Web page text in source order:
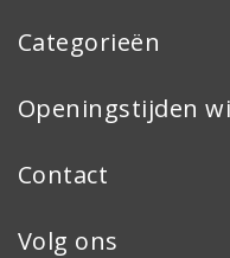
Categorieën
Openingstijden
Contact
Volg ons